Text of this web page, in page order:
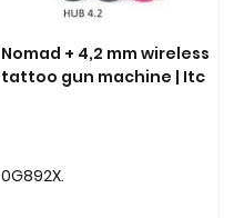
Nomad + 4,2 mm wireless
tattoo gun machine | Itc
0G892X.